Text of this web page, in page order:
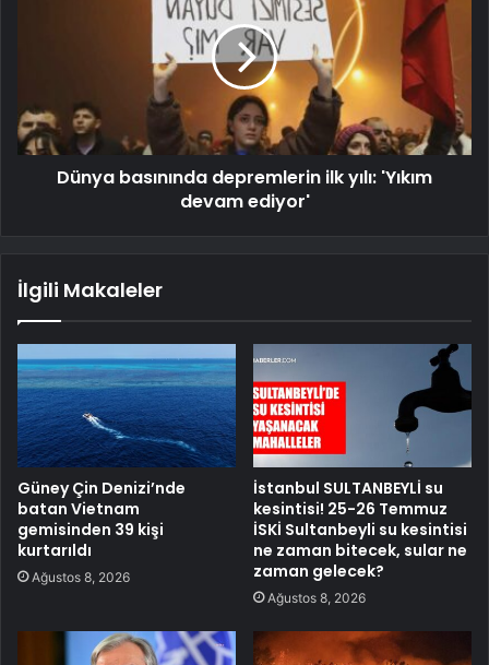
Dünya basınında depremlerin ilk yılı: 'Yıkım
devam ediyor'
İlgili Makaleler
Güney Çin Denizi’nde
batan Vietnam
gemisinden 39 kişi
kurtarıldı
Ağustos 8, 2026
İstanbul SULTANBEYLİ su
kesintisi! 25-26 Temmuz
İSKİ Sultanbeyli su kesintisi
ne zaman bitecek, sular ne
zaman gelecek?
Ağustos 8, 2026